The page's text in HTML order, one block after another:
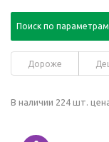
Поиск по параметрам
Дороже
В наличии 224 шт.